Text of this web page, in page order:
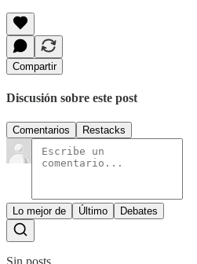
Compartir
Discusión sobre este post
Comentarios Restacks
Lo mejor de Último Debates
Sin posts